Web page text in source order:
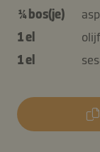
¼ bos(je)
1 el
1 el